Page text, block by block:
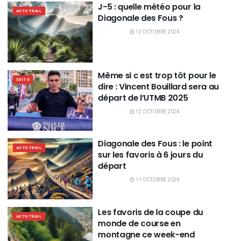
ACTU TRAIL
J-5 : quelle météo pour la
Diagonale des Fous ?
12 OCTOBRE 2024
EDITO
Même si c est trop tôt pour le
dire : Vincent Bouillard sera au
départ de l’UTMB 2025
12 OCTOBRE 2024
ACTU TRAIL
Diagonale des Fous : le point
sur les favoris à 6 jours du
départ
11 OCTOBRE 2024
ACTU TRAIL
Les favoris de la coupe du
monde de course en
montagne ce week-end